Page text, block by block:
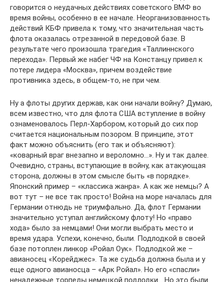
говорится о неудачных действиях советского ВМФ во
время войны, особенно в ее начале. Неорганизованность
действий КБФ привела к тому, что значительная часть
флота оказалась отрезанной в передовой базе. В
результате чего произошла трагедия «Таллиннского
перехода». Первый же набег ЧФ на Констанцу привел к
потере лидера «Москва», причем воздействие
противника здесь, в общем-то, не при чем.
Ну а флоты других держав, как они начали войну? Думаю,
всем известно, что для флота США вступление в войну
ознаменовалось Перл-Харбором, который до сих пор
считается национальным позором. В принципе, этот
факт можно объяснить (его так и объясняют):
«коварный враг внезапно и вероломно…». Ну и так далее.
Очевидно, страны, вступающие в войну, как атакующая
сторона, должны в этом смысле быть «в порядке».
Японский пример – «классика жанра». А как же немцы? А
вот тут – не все так просто! Война на море началась для
Германии отнюдь не триумфально. Да, флот Германии
значительно уступал английскому флоту! Но «право
хода» было за немцами! Они могли выбрать место и
время удара. Успехи, конечно, были. Подлодкой в своей
базе потоплен линкор «Ройал Оук». Подлодкой же –
авианосец «Корейджес». Та же судьба должна была и у
еще одного авианосца – «Арк Ройал». Но его «спасли»
ненадежные торпеды немецкой подлодки… Но это были